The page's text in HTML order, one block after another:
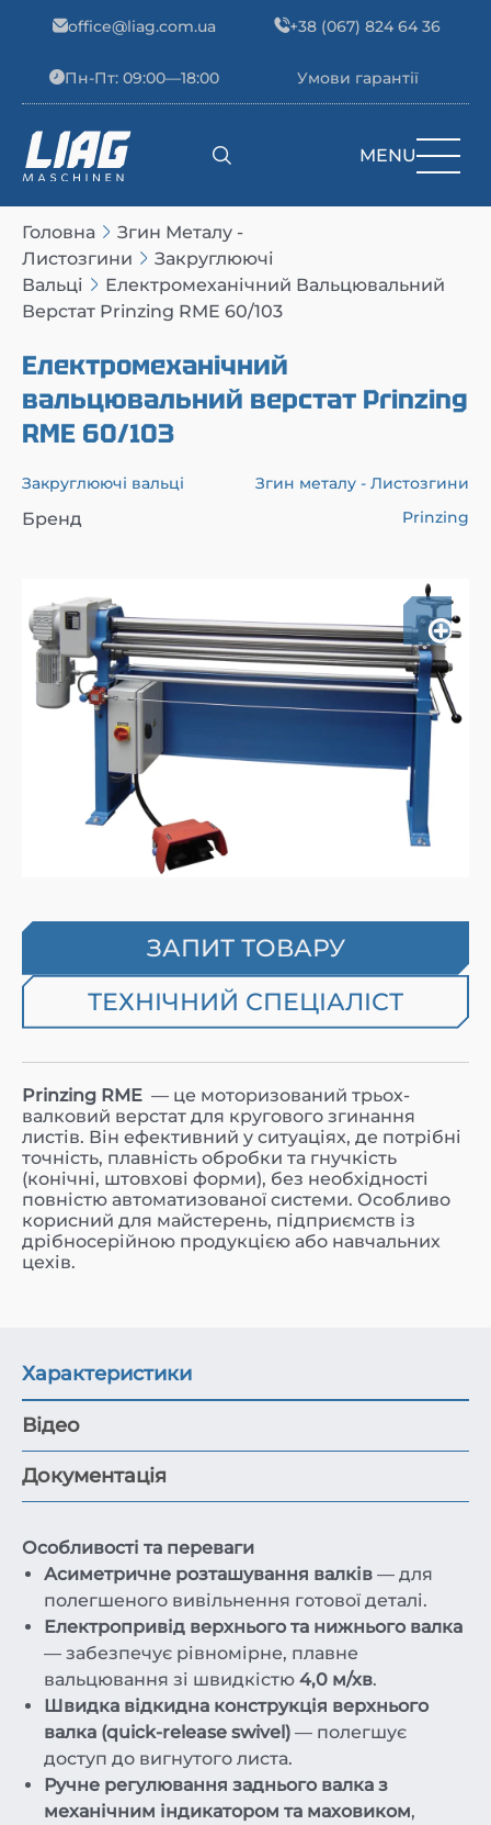
office@liag.com.ua +38 (067) 824 64 36
Пн-Пт: 09:00—18:00 Умови гарантії
Main Navigation MENU
Головна
Згин Металу -
Листозгини
Закруглюючі
Вальці
Електромеханічний Вальцювальний
Верстат Prinzing RME 60/103
Електромеханічний
вальцювальний верстат Prinzing
RME 60/103
Закруглюючі вальці Згин металу - Листозгини
Бренд Prinzing
ЗАПИТ ТОВАРУ
ТЕХНІЧНИЙ СПЕЦІАЛІСТ
Prinzing RME — це моторизований трьох-
валковий верстат для кругового згинання
листів. Він ефективний у ситуаціях, де потрібні
точність, плавність обробки та гнучкість
(конічні, штовхові форми), без необхідності
повністю автоматизованої системи. Особливо
корисний для майстерень, підприємств із
дрібносерійною продукцією або навчальних
цехів.
Характеристики
Відео
Документація
Особливості та переваги
Асиметричне розташування валків — для
полегшеного вивільнення готової деталі.
Електропривід верхнього та нижнього валка
— забезпечує рівномірне, плавне
вальцювання зі швидкістю 4,0 м/хв.
Швидка відкидна конструкція верхнього
валка (quick-release swivel) — полегшує
доступ до вигнутого листа.
Ручне регулювання заднього валка з
механічним індикатором та маховиком,